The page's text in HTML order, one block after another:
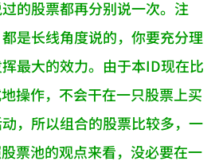
的股票都再分别说一次。注
是长线角度说的，你要充分理
最大的效力。由于本ID现在比
操作，不会干在一只股票上买
，所以组合的股票比较多，一
票池的观点来看，没必要在一